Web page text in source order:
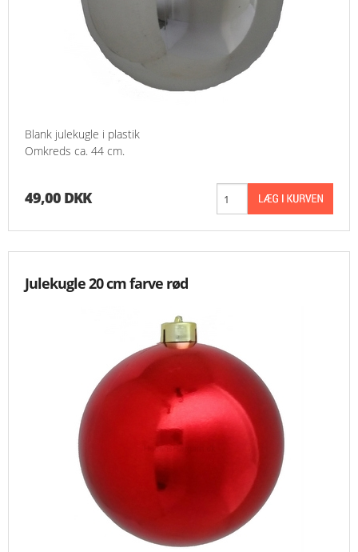
Blank julekugle i plastik
Omkreds ca. 44 cm.
49,00 DKK
Julekugle 20 cm farve rød